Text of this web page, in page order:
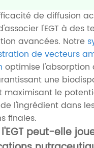
de diffusion
l'EGT à des
avancées. Notre
de vecteurs
optimise l'absorption
une
maximisant le
l'ingrédient dans
finales.
peut-elle